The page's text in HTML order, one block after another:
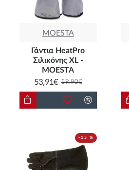
MOESTA
Γάντια HeatPro
Σιλικόνης XL -
MOESTA
53,91€ 59,90€
-15 %